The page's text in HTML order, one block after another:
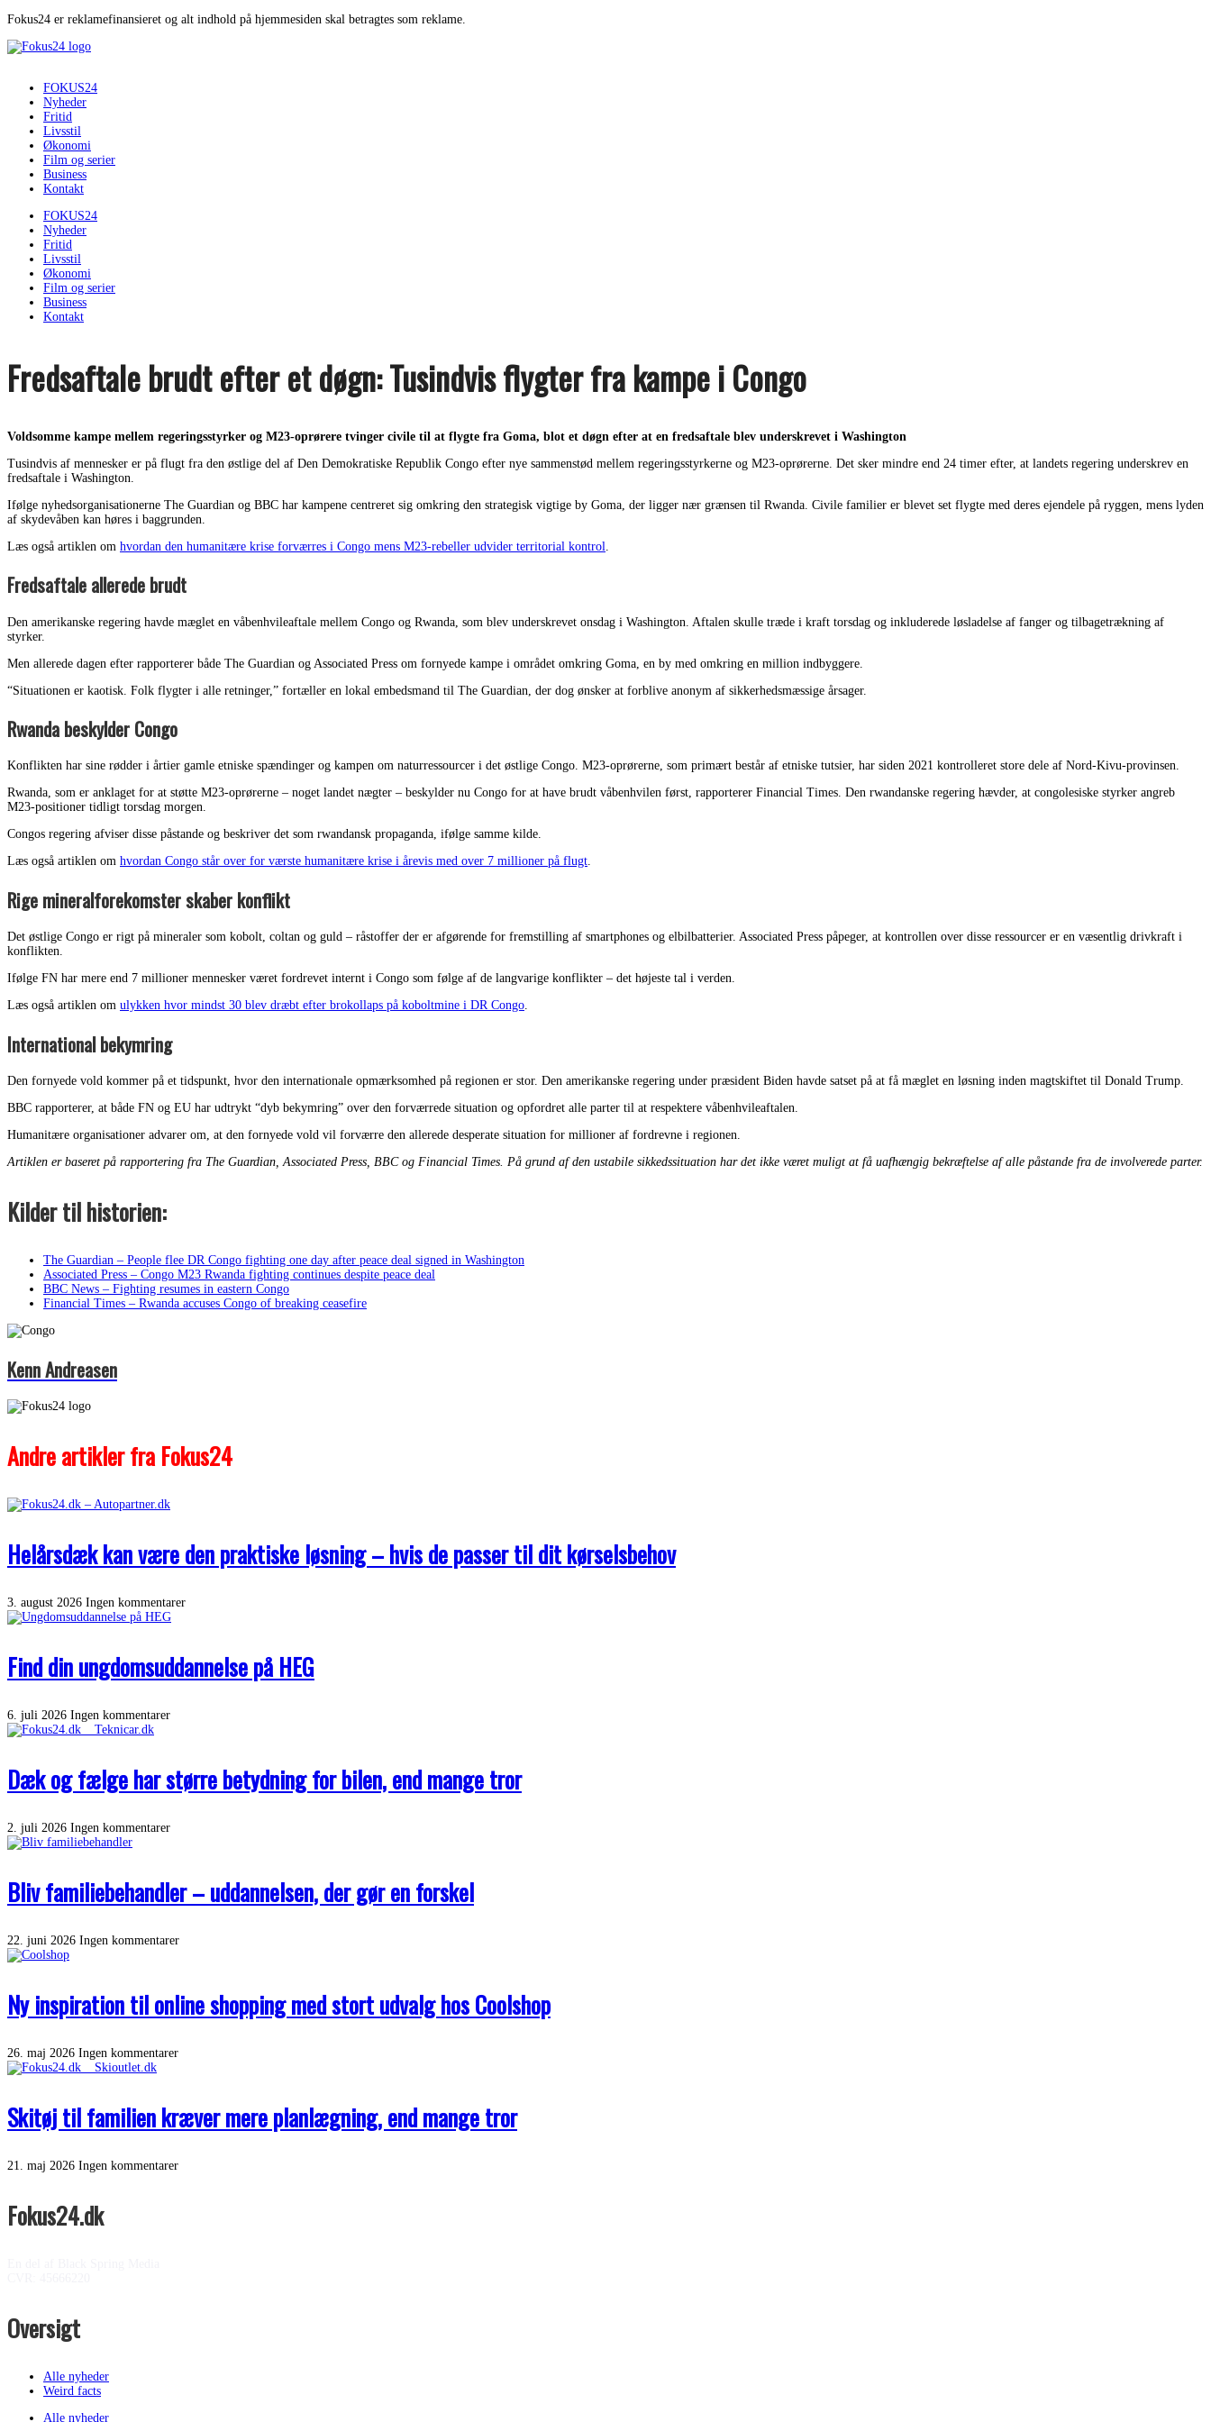
Fokus24 er reklamefinansieret og alt indhold på hjemmesiden skal betragtes som reklame.
FOKUS24
Nyheder
Fritid
Livsstil
Økonomi
Film og serier
Business
Kontakt
FOKUS24
Nyheder
Fritid
Livsstil
Økonomi
Film og serier
Business
Kontakt
Fredsaftale brudt efter et døgn: Tusindvis flygter fra kampe i Congo
Voldsomme kampe mellem regeringsstyrker og M23-oprørere tvinger civile til at flygte fra Goma, blot et døgn efter at en fredsaftale blev underskrevet i Washington
Tusindvis af mennesker er på flugt fra den østlige del af Den Demokratiske Republik Congo efter nye sammenstød mellem regeringsstyrkerne og M23-oprørerne. Det sker mindre end 24 timer efter, at landets regering underskrev en
fredsaftale i Washington.
Ifølge nyhedsorganisationerne The Guardian og BBC har kampene centreret sig omkring den strategisk vigtige by Goma, der ligger nær grænsen til Rwanda. Civile familier er blevet set flygte med deres ejendele på ryggen, mens lyden
af skydevåben kan høres i baggrunden.
Læs også artiklen om hvordan den humanitære krise forværres i Congo mens M23-rebeller udvider territorial kontrol
Fredsaftale allerede brudt
Den amerikanske regering havde mæglet en våbenhvileaftale mellem Congo og Rwanda, som blev underskrevet onsdag i Washington. Aftalen skulle træde i kraft torsdag og inkluderede løsladelse af fanger og tilbagetrækning af
styrker.
Men allerede dagen efter rapporterer både The Guardian og Associated Press om fornyede kampe i området omkring Goma, en by med omkring en million indbyggere.
“Situationen er kaotisk. Folk flygter i alle retninger,” fortæller en lokal embedsmand til The Guardian, der dog ønsker at forblive anonym af sikkerhedsmæssige årsager.
Rwanda beskylder Congo
Konflikten har sine rødder i årtier gamle etniske spændinger og kampen om naturressourcer i det østlige Congo. M23-oprørerne, som primært består af etniske tutsier, har siden 2021 kontrolleret store dele af Nord-Kivu-provinsen.
Rwanda, som er anklaget for at støtte M23-oprørerne – noget landet nægter – beskylder nu Congo for at have brudt våbenhvilen først, rapporterer Financial Times. Den rwandanske regering hævder, at congolesiske styrker angreb
M23-positioner tidligt torsdag morgen.
Congos regering afviser disse påstande og beskriver det som rwandansk propaganda, ifølge samme kilde.
Læs også artiklen om hvordan Congo står over for værste humanitære krise i årevis med over 7 millioner på flugt.
Rige mineralforekomster skaber konflikt
Det østlige Congo er rigt på mineraler som kobolt, coltan og guld – råstoffer der er afgørende for fremstilling af smartphones og elbilbatterier. Associated Press påpeger, at kontrollen over disse ressourcer er en væsentlig drivkraft i
konflikten.
Ifølge FN har mere end 7 millioner mennesker været fordrevet internt i Congo som følge af de langvarige konflikter – det højeste tal i verden.
Læs også artiklen om ulykken hvor mindst 30 blev dræbt efter brokollaps på koboltmine i DR Congo.
International bekymring
Den fornyede vold kommer på et tidspunkt, hvor den internationale opmærksomhed på regionen er stor. Den amerikanske regering under præsident Biden havde satset på at få mæglet en løsning inden magtskiftet til Donald Trump.
BBC rapporterer, at både FN og EU har udtrykt “dyb bekymring” over den forværrede situation og opfordret alle parter til at respektere våbenhvileaftalen.
Humanitære organisationer advarer om, at den fornyede vold vil forværre den allerede desperate situation for millioner af fordrevne i regionen.
Artiklen er baseret på rapportering fra The Guardian, Associated Press, BBC og Financial Times. På grund af den ustabile sikkedssituation har det ikke været muligt at få uafhængig bekræftelse af alle påstande fra de involverede parter.
Kilder til historien:
The Guardian – People flee DR Congo fighting one day after peace deal signed in Washington
Associated Press – Congo M23 Rwanda fighting continues despite peace deal
BBC News – Fighting resumes in eastern Congo
Financial Times – Rwanda accuses Congo of breaking ceasefire
Kenn Andreasen
Andre artikler fra Fokus24
Helårsdæk kan være den praktiske løsning – hvis de passer til dit kørselsbehov
3. august 2026 Ingen kommentarer
Find din ungdomsuddannelse på HEG
6. juli 2026 Ingen kommentarer
Dæk og fælge har større betydning for bilen, end mange tror
2. juli 2026 Ingen kommentarer
Bliv familiebehandler – uddannelsen, der gør en forskel
22. juni 2026 Ingen kommentarer
Ny inspiration til online shopping med stort udvalg hos Coolshop
26. maj 2026 Ingen kommentarer
Skitøj til familien kræver mere planlægning, end mange tror
21. maj 2026 Ingen kommentarer
Fokus24.dk
Oversigt
Alle nyheder
Weird facts
Alle nyheder